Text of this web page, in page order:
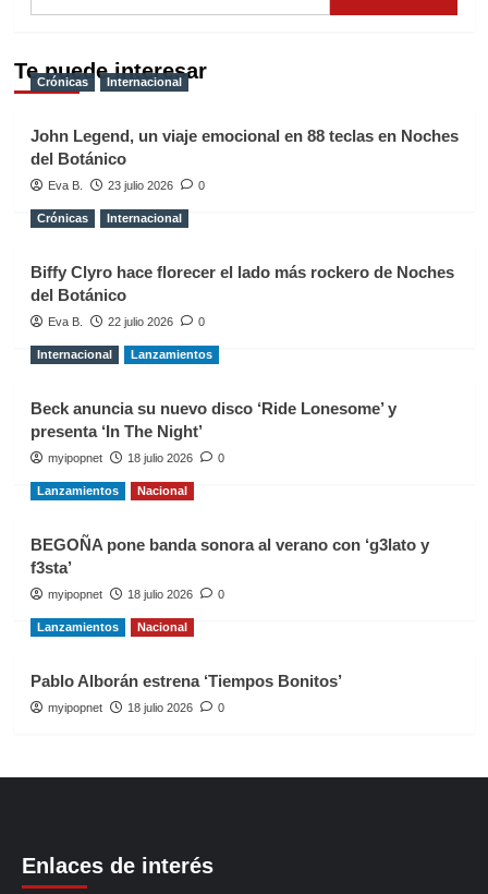
Te puede interesar
Crónicas Internacional
John Legend, un viaje emocional en 88 teclas en Noches
del Botánico
Eva B. 23 julio 2026 0
Crónicas Internacional
Biffy Clyro hace florecer el lado más rockero de Noches
del Botánico
Eva B. 22 julio 2026 0
Internacional Lanzamientos
Beck anuncia su nuevo disco ‘Ride Lonesome’ y
presenta ‘In The Night’
myipopnet 18 julio 2026 0
Lanzamientos Nacional
BEGOÑA pone banda sonora al verano con ‘g3lato y
f3sta’
myipopnet 18 julio 2026 0
Lanzamientos Nacional
Pablo Alborán estrena ‘Tiempos Bonitos’
myipopnet 18 julio 2026 0
Enlaces de interés